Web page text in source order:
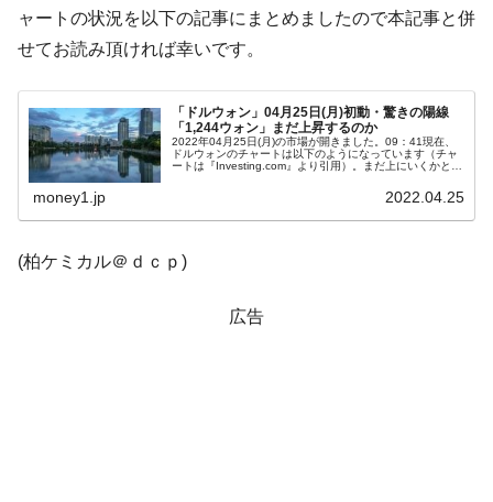
える賞金とは？
Fact1 平成仮面ライダーの意外すぎるモチーフとは？
なスーパーリーグとは？
Fact1
日本人マスターズ挑戦の歴史。松山以前に最高位
だった選手とは？
Fact1
甲子園通算本塁打、最多の清原に次いで多く打っ
Fact1 セレクトセールの高額取引馬が稼いだ金額とは？
ャートの状況を以下の記事にまとめましたので本記事と併
せてお読み頂ければ幸いです。
「ドルウォン」04月25日(月)初動・驚きの陽線
「1,244ウォン」まだ上昇するのか
2022年04月25日(月)の市場が開きました。09：41現在、
ドルウォンのチャートは以下のようになっています（チャ
ートは『Investing.com』より引用）。まだ上にいくかとい
money1.jp 2022.04.25
(柏ケミカル＠ｄｃｐ)
広告